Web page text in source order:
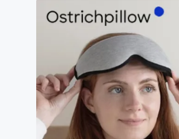
アート・写真
テクノロジー・ガジェット
映像・映画
ビジネス・起業
まちづくり・地域活性化